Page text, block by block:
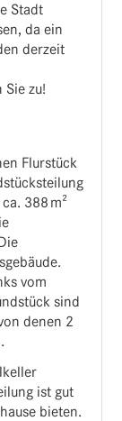
Stadt
da ein
derzeit
zu!
Flurstück
388 m²
vom
sind
denen 2
ist gut
bieten.